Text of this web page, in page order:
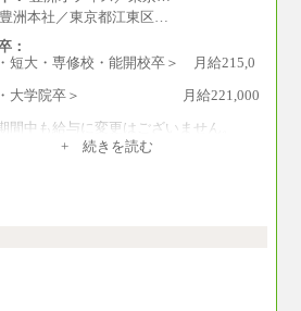
豊洲本社／東京都江東区…
：
短大・専修校・能開校卒＞ 月給215,0
・大学院卒＞ 月給221,000
間中も給与に変更はございません。
+ 続きを読む